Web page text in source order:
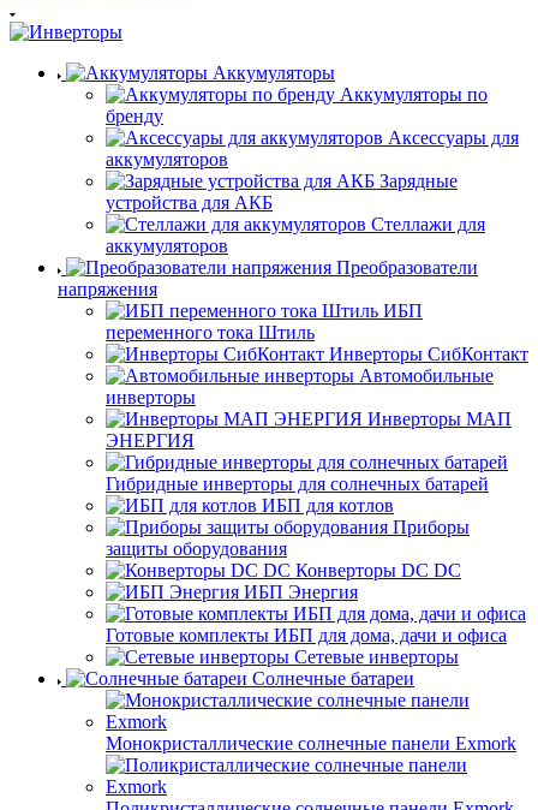
Аккумуляторы
Аккумуляторы по
бренду
Аксессуары для
аккумуляторов
Зарядные
устройства для АКБ
Стеллажи для
аккумуляторов
Преобразователи
напряжения
ИБП
переменного тока Штиль
Инверторы СибКонтакт
Автомобильные
инверторы
Инверторы МАП
ЭНЕРГИЯ
Гибридные инверторы для солнечных батарей
ИБП для котлов
Приборы
защиты оборудования
Конверторы DC DC
ИБП Энергия
Готовые комплекты ИБП для дома, дачи и офиса
Сетевые инверторы
Солнечные батареи
Монокристаллические солнечные панели Exmork